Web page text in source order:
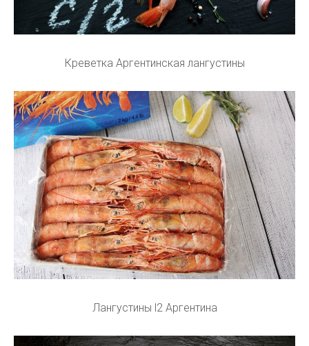
Креветка Аргентинская лангустины
Лангустины l2 Аргентина